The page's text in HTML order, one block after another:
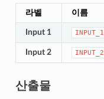
라벨 이름
Input 1 INPUT_1
Input 2 INPUT_2
산출물